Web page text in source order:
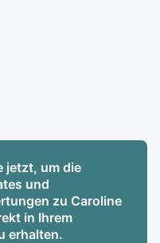
jetzt, um die
und
zu Caroline
in Ihrem
erhalten.